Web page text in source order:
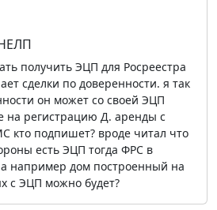
получить ЭЦП для Росреестра
сделки по доверенности. я так
он может со своей ЭЦП
на регистрацию Д. аренды с
кто подпишет? вроде читал что
есть ЭЦП тогда ФРС в
например дом построенный на
с ЭЦП можно будет?